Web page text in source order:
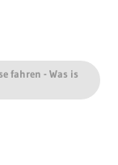
fahren - Was is